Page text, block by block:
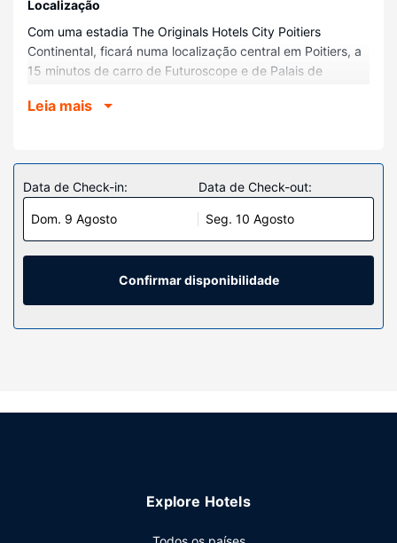
Localização
Com uma estadia The Originals Hotels City Poitiers
Continental, ficará numa localização central em Poitiers, a
15 minutos de carro de Futuroscope e de Palais de
de Gaulle e a 1,4 km (0,9 mi) de Igreja de St-Hilaire-le-
Sinta-se em casa num dos 40 quartos. O acesso à internet
sem fios permite-lhe estar sempre contactável. Ao final do
dia, assista a uma seleção de canais digitais. As casas de
banho privativas dispõem de uma combinação
polibã/banheira, artigos de higiene grátis e secadores de
cabelo. As comodidades incluem ainda secretárias, a
incluindo Wi-fi grátis.
As principais comodidades incluem uma receção aberta
Leia mais
Data de Check-in:
Dom. 9 Agosto
Data de Check-out:
Seg. 10 Agosto
Confirmar disponibilidade
Explore Hotels